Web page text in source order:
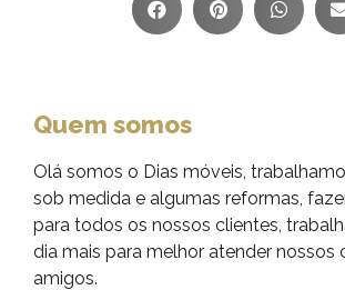
Quem somos
Olá somos o Dias móveis,
sob medida e algumas reformas,
para todos os nossos clientes,
dia mais para melhor atender nossos
amigos.